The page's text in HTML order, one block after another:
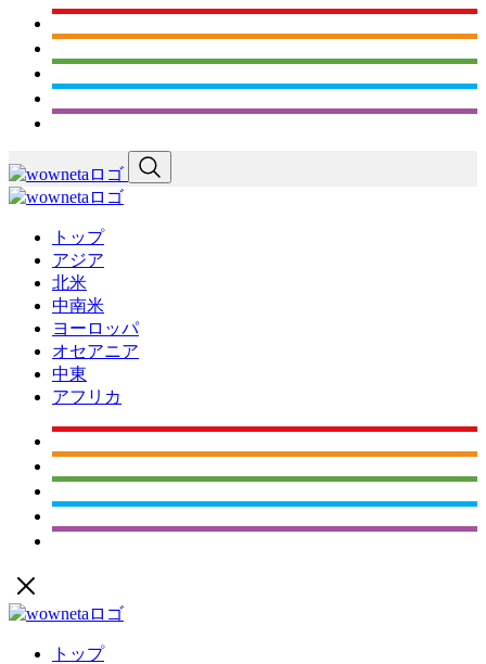
トップ
アジア
北米
中南米
ヨーロッパ
オセアニア
中東
アフリカ
トップ